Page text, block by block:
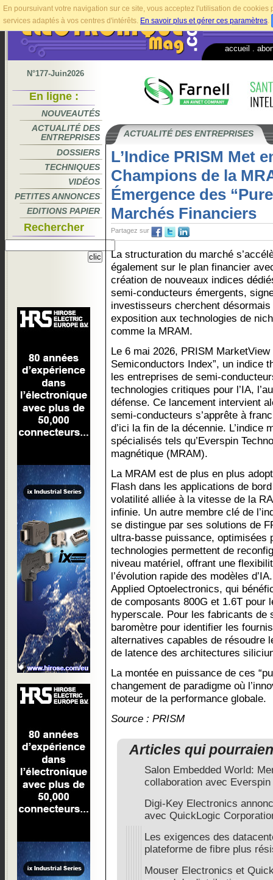
En poursuivant votre navigation sur ce site, vous acceptez l'utilisation de
services adaptés à vos centres d'intérêts. En savoir plus et gérer ces paramètres.
accueil
N°177-Juin2026
En ligne :
NOUVEAUTÉS
ACTUALITÉ DES
ENTREPRISES
DOSSIERS
TECHNIQUES
VIDÉOS
PETITES ANNONCES
EDITIONS PAPIER
Rechercher
ACTUALITÉ DES ENTREPRISES
L’Indice PRISM Met
Champions de la
Émergence des
Marchés Financiers
Partagez sur
La structuration du marché
également sur le plan financier
création de nouveaux indices
semi-conducteurs émergents,
investisseurs cherchent désormais
exposition aux technologies de
comme la MRAM.
Le 6 mai 2026, PRISM
Semiconductors Index”, un indice
les entreprises de semi-
technologies critiques pour l’IA,
défense. Ce lancement intervient
semi-conducteurs s’apprête à
d’ici la fin de la décennie. L’indice
spécialisés tels qu’Everspin
magnétique (MRAM).
La MRAM est de plus en plus
Flash dans les applications de
volatilité alliée à la vitesse de la
infinie. Un autre membre clé de
se distingue par ses solutions de
ultra-basse puissance, optimisées
technologies permettent de
niveau matériel, offrant une
l’évolution rapide des modèles
Applied Optoelectronics, qui
de composants 800G et 1.6T pour
hyperscale. Pour les fabricants
baromètre pour identifier les
alternatives capables de résoudre
de latence des architectures
La montée en puissance de ces
changement de paradigme où
moteur de la performance globale.
Source : PRISM
Articles qui
Salon Embedded World:
collaboration avec Everspin
Digi-Key Electronics
avec QuickLogic
Les exigences des
plateforme de fibre plus
Mouser Electronics et